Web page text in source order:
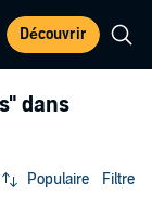
Découvrir
dans
Populaire Filtre